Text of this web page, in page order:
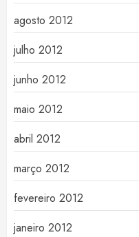
agosto 2012
julho 2012
junho 2012
maio 2012
abril 2012
março 2012
fevereiro 2012
janeiro 2012